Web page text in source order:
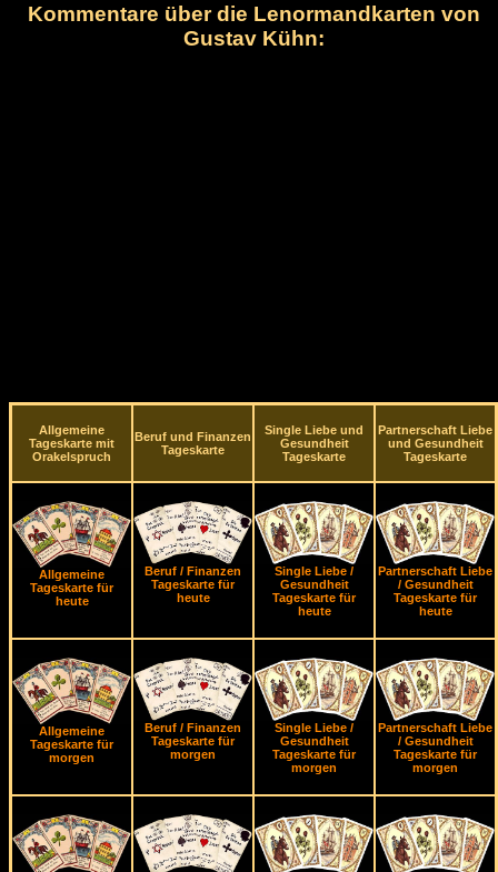
Kommentare über die Lenormandkarten von
Gustav Kühn:
Allgemeine
Tageskarte mit
Orakelspruch
Beruf und Finanzen
Tageskarte
Single Liebe und
Gesundheit
Tageskarte
Partnerschaft Liebe
und Gesundheit
Tageskarte
Allgemeine
Tageskarte für
heute
Beruf / Finanzen
Tageskarte für
heute
Single Liebe /
Gesundheit
Tageskarte für
heute
Partnerschaft Liebe
/ Gesundheit
Tageskarte für
heute
Allgemeine
Tageskarte für
morgen
Beruf / Finanzen
Tageskarte für
morgen
Single Liebe /
Gesundheit
Tageskarte für
morgen
Partnerschaft Liebe
/ Gesundheit
Tageskarte für
morgen